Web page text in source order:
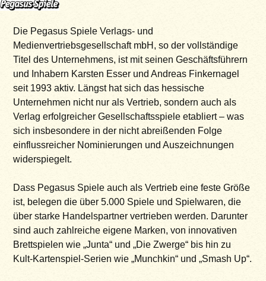
Die Pegasus Spiele Verlags- und
Medienvertriebsgesellschaft mbH, so der vollständige
Titel des Unternehmens, ist mit seinen Geschäftsführern
und Inhabern Karsten Esser und Andreas Finkernagel
seit 1993 aktiv. Längst hat sich das hessische
Unternehmen nicht nur als Vertrieb, sondern auch als
Verlag erfolgreicher Gesellschaftsspiele etabliert – was
sich insbesondere in der nicht abreißenden Folge
einflussreicher Nominierungen und Auszeichnungen
widerspiegelt.
Dass Pegasus Spiele auch als Vertrieb eine feste Größe
ist, belegen die über 5.000 Spiele und Spielwaren, die
über starke Handelspartner vertrieben werden. Darunter
sind auch zahlreiche eigene Marken, von innovativen
Brettspielen wie „Junta“ und „Die Zwerge“ bis hin zu
Kult-Kartenspiel-Serien wie „Munchkin“ und „Smash Up“.